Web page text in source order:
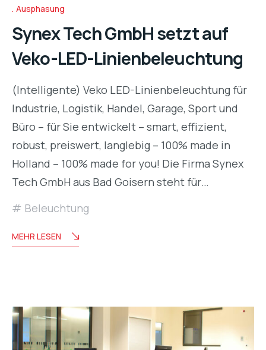
Ausphasung
Synex Tech GmbH setzt auf
Veko-LED-Linienbeleuchtung
(Intelligente) Veko LED-Linienbeleuchtung für
Industrie, Logistik, Handel, Garage, Sport und
Büro – für Sie entwickelt – smart, effizient,
robust, preiswert, langlebig – 100% made in
Holland – 100% made for you! Die Firma Synex
Tech GmbH aus Bad Goisern steht für…
Beleuchtung
MEHR LESEN